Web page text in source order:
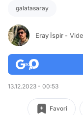
galatasaray
Eray İspir -
13.12.2023 - 00:53
Favori